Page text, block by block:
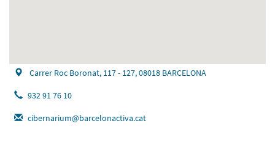
Carrer Roc Boronat, 117 - 127, 08018 BARCELONA
932 91 76 10
cibernarium@barcelonactiva.cat